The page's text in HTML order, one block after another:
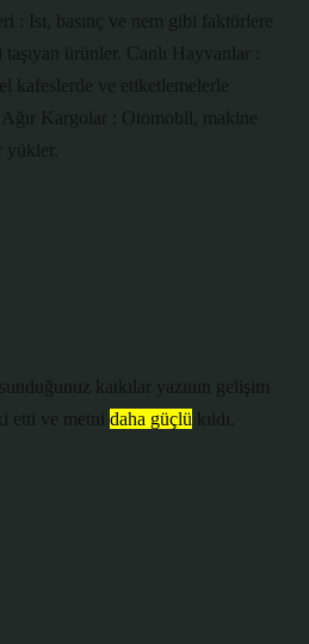
: Isı, basınç ve nem gibi faktörlere
ürünler. Canlı Hayvanlar :
kafeslerde ve etiketlemelerle
Ağır Kargolar : Otomobil, makine
katkılar yazının gelişim
etti ve metni daha güçlü kıldı.